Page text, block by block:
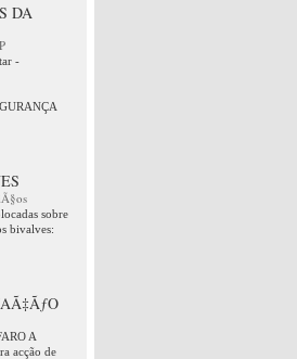
DA
-
sobre
bivalves:
A
acção de